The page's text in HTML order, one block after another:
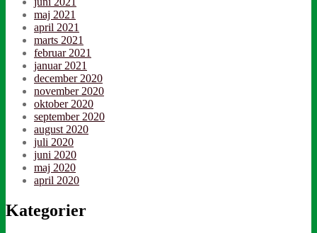
maj 2021
april 2021
marts 2021
februar 2021
januar 2021
december 2020
november 2020
oktober 2020
september 2020
august 2020
juli 2020
juni 2020
maj 2020
april 2020
Kategorier